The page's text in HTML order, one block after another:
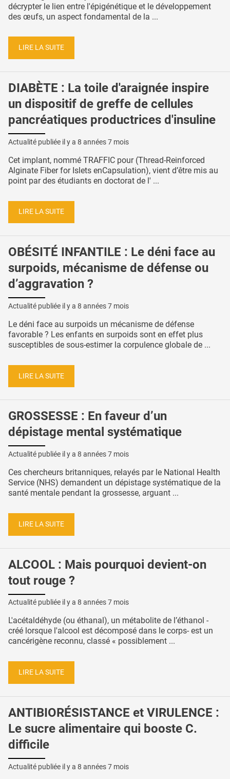
décrypter le lien entre l'épigénétique et le développement
des œufs, un aspect fondamental de la ...
LIRE LA SUITE
DIABÈTE : La toile d'araignée inspire
un dispositif de greffe de cellules
pancréatiques productrices d'insuline
Actualité publiée il y a 8 années 7 mois
Cet implant, nommé TRAFFIC pour (Thread-Reinforced
Alginate Fiber for Islets enCapsulation), vient d’être mis au
point par des étudiants en doctorat de l' ...
LIRE LA SUITE
OBÉSITÉ INFANTILE : Le déni face au
surpoids, mécanisme de défense ou
d’aggravation ?
Actualité publiée il y a 8 années 7 mois
Le déni face au surpoids un mécanisme de défense
favorable ? Les enfants en surpoids sont en effet plus
susceptibles de sous-estimer la corpulence globale de ...
LIRE LA SUITE
GROSSESSE : En faveur d’un
dépistage mental systématique
Actualité publiée il y a 8 années 7 mois
Ces chercheurs britanniques, relayés par le National Health
Service (NHS) demandent un dépistage systématique de la
santé mentale pendant la grossesse, arguant ...
LIRE LA SUITE
ALCOOL : Mais pourquoi devient-on
tout rouge ?
Actualité publiée il y a 8 années 7 mois
L'acétaldéhyde (ou éthanal), un métabolite de l’éthanol -
créé lorsque l'alcool est décomposé dans le corps- est un
cancérigène reconnu, classé « possiblement ...
LIRE LA SUITE
ANTIBIORÉSISTANCE et VIRULENCE :
Le sucre alimentaire qui booste C.
difficile
Actualité publiée il y a 8 années 7 mois